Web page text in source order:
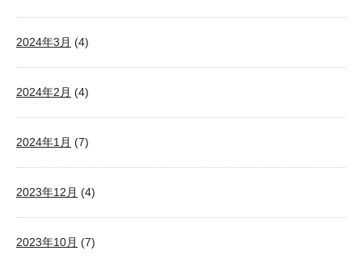
2024年3月 (4)
2024年2月 (4)
2024年1月 (7)
2023年12月 (4)
2023年10月 (7)